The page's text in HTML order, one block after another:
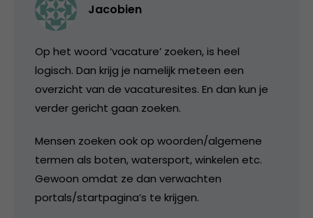
Jacobien
Op het woord ‘vacature’ zoeken, is heel
logisch. Dan krijg je namelijk meteen een
overzicht van de vacaturesites. En dan kun je
verder gericht gaan zoeken.
Mensen zoeken ook op woorden/algemene
termen als boten, watersport, winkelen etc.
Gewoon omdat ze dan verwachten
portals/startpagina’s te krijgen.